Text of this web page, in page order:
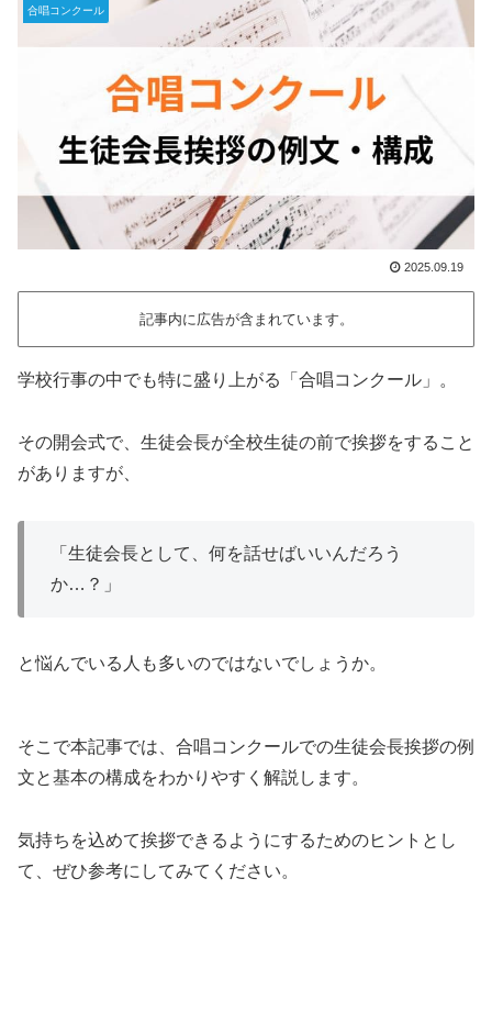
合唱コンクール
2025.09.19
記事内に広告が含まれています。
学校行事の中でも特に盛り上がる「合唱コンクール」。
その開会式で、生徒会長が全校生徒の前で挨拶をすること
がありますが、
「生徒会長として、何を話せばいいんだろう
か…？」
と悩んでいる人も多いのではないでしょうか。
そこで本記事では、合唱コンクールでの生徒会長挨拶の例
文と基本の構成をわかりやすく解説します。
気持ちを込めて挨拶できるようにするためのヒントとし
て、ぜひ参考にしてみてください。